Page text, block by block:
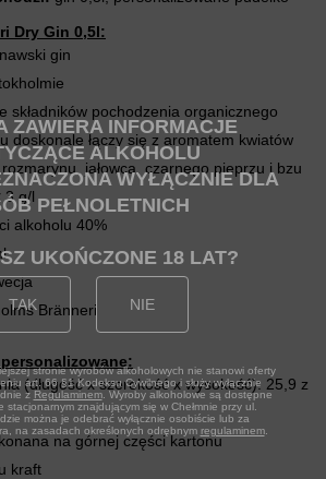
ZAWIERA INFORMACJE
ALKOHOLU
WYŁĄCZNIE DLA
PEŁNOLETNICH
UKOŃCZONE 18 LAT
TAK NIE
stronie wyrobów alkoholowych nie stanowi oferty
art. 66 §1 Kodeksu Cywilnego i służy wyłącznie
z Regulaminem. Wyroby alkoholowe są dostępne
stacjonarnym znajdującym się w Chełmnie przy ul.
można je odebrać wyłącznie osobiście lub za
na zasadach określonych odrębnym regulaminem.
Dry Gin 0,5l:
gin
składników pochodzenia organicznego
doskonale łączy się z aromatem kwiatów
jałowca, czarnego pieprzu i bzu
3 g/l
alkoholu 40%
Bränneri
(długość x szerokość x wysokość): 25,9 z
na górnej części kartonu
kraft